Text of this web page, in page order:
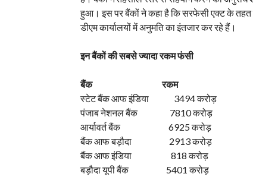
हुआ। इस पर बैंकों ने कहा है कि सरफेसी एक्ट के तहत
डीएम कार्यालयों में अनुमति का इंतजार कर रहे हैं।
इन बैंकों की सबसे ज्यादा रकम फंसी
बैंक
रकम
स्टेट बैंक आफ इंडिया 3494 करोड़
पंजाब नेशनल बैंक 7810 करोड़
आर्यावर्त बैंक 6925 करोड़
बैंक आफ बड़ौदा 2913 करोड़
बैंक आफ इंडिया 818 करोड़
बड़ौदा यूपी बैंक 5401 करोड़